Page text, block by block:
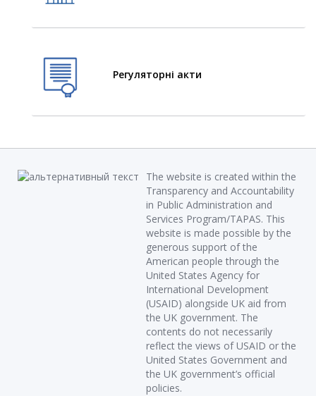
Регуляторні акти
The website is created within the
Transparency and Accountability
in Public Administration and
Services Program/TAPAS. This
website is made possible by the
generous support of the
American people through the
United States Agency for
International Development
(USAID) alongside UK aid from
the UK government. The
contents do not necessarily
reflect the views of USAID or the
United States Government and
the UK government’s official
policies.